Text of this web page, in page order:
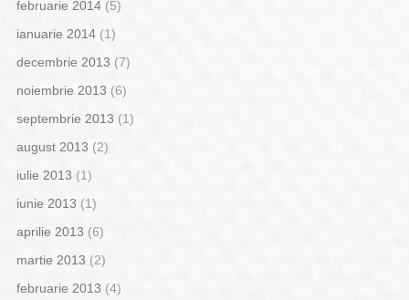
februarie 2014(5)
ianuarie 2014(1)
decembrie 2013 (7)
noiembrie 2013 (6)
septembrie 2013 (1)
august 2013 (2)
iulie 2013 (1)
iunie 2013 (1)
aprilie 2013 (6)
martie 2013 (2)
februarie 2013 (4)